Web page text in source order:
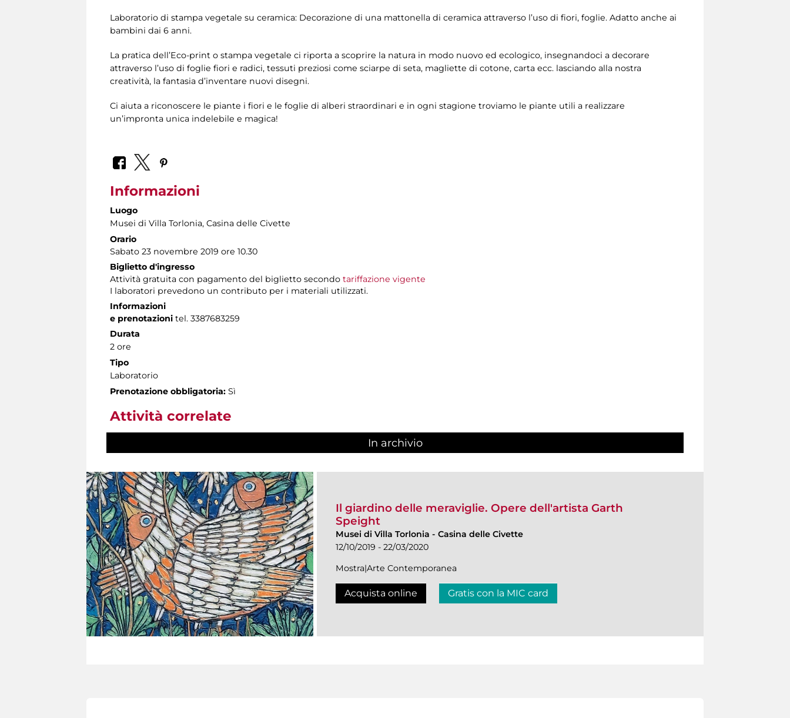
Laboratorio di stampa vegetale su ceramica: Decorazione di una mattonella di ceramica attraverso l’uso di fiori, foglie. Adatto anche ai
bambini dai 6 anni.
La pratica dell’Eco-print o stampa vegetale ci riporta a scoprire la natura in modo nuovo ed ecologico, insegnandoci a decorare
attraverso l’uso di foglie fiori e radici, tessuti preziosi come sciarpe di seta, magliette di cotone, carta ecc. lasciando alla nostra
creatività, la fantasia d’inventare nuovi disegni.
Ci aiuta a riconoscere le piante i fiori e le foglie di alberi straordinari e in ogni stagione troviamo le piante utili a realizzare
un’impronta unica indelebile e magica!
Informazioni
Luogo
Musei di Villa Torlonia, Casina delle Civette
Orario
Sabato 23 novembre 2019 ore 10.30
Biglietto d'ingresso
Attività gratuita con pagamento del biglietto secondo tariffazione vigente
I laboratori prevedono un contributo per i materiali utilizzati.
Informazioni
e prenotazioni tel. 3387683259
Durata
2 ore
Tipo
Laboratorio
Prenotazione obbligatoria: Sì
Attività correlate
In archivio
Il giardino delle meraviglie. Opere dell'artista Garth
Speight
Musei di Villa Torlonia - Casina delle Civette
12/10/2019 - 22/03/2020
Mostra|Arte Contemporanea
Acquista online Gratis con la MIC card